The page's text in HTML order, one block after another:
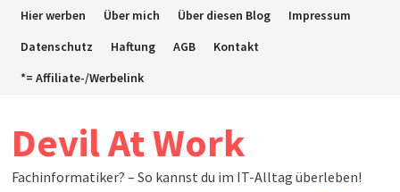
ZumHier werben Über mich Über diesen Blog
Impressum
Datenschutz
Haftung AGB
Kontakt
*= Affiliate-/Werbelink
Devil At Work
Fachinformatiker? – So kannst du im IT-Alltag überleben!